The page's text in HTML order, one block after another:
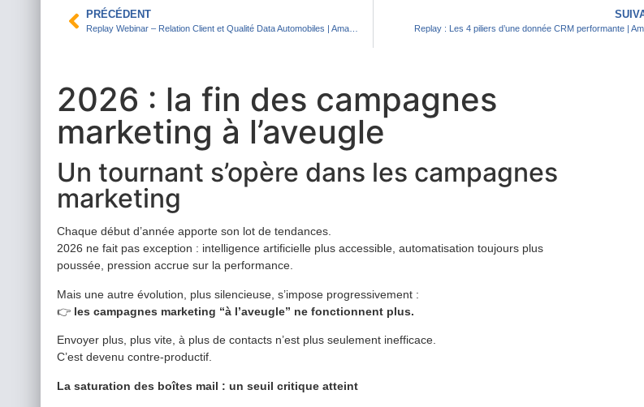
PRÉCÉDENT
Replay Webinar – Relation Client et Qualité Data Automobiles | Amabis Replay : Les 4 piliers d’une donnée CRM performante |
2026 : la fin des campagnes
marketing à l’aveugle
Un tournant s’opère dans les campagnes
marketing
Chaque début d’année apporte son lot de tendances.
2026 ne fait pas exception : intelligence artificielle plus accessible, automatisation toujours plus
poussée, pression accrue sur la performance.
Mais une autre évolution, plus silencieuse, s’impose progressivement :
👉 les campagnes marketing “à l’aveugle” ne fonctionnent plus.
Envoyer plus, plus vite, à plus de contacts n’est plus seulement inefficace.
C’est devenu contre-productif.
La saturation des boîtes mail : un seuil critique atteint